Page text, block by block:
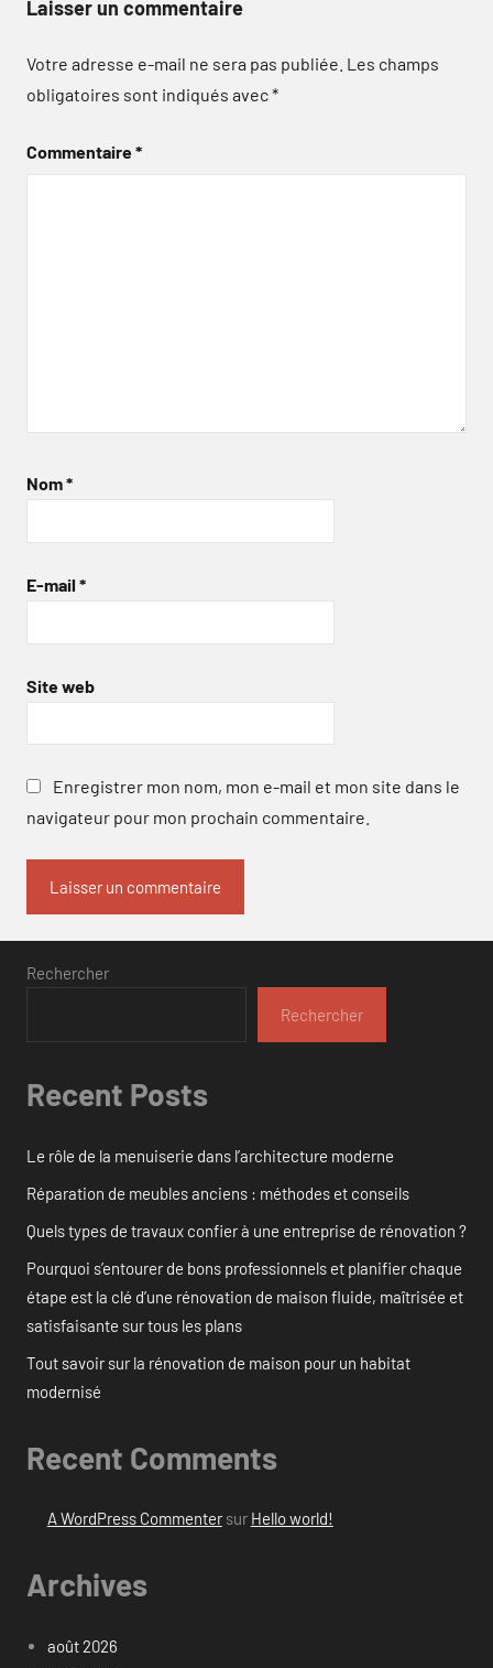
Laisser un commentaire
Votre adresse e-mail ne sera pas publiée. Les champs
obligatoires sont indiqués avec*
Commentaire*
Nom*
E-mail *
Site web
Enregistrer mon nom, mon e-mail et mon site dans le
navigateur pour mon prochain commentaire.
Rechercher
Rechercher
Recent Posts
Le rôle de la menuiserie dans l’architecture moderne
Réparation de meubles anciens : méthodes et conseils
Quels types de travaux confier à une entreprise de rénovation ?
Pourquoi s’entourer de bons professionnels et planifier chaque
étape est la clé d’une rénovation de maison fluide, maîtrisée et
satisfaisante sur tous les plans
Tout savoir sur la rénovation de maison pour un habitat
modernisé
Recent Comments
A WordPress Commentersur Hello world!
Archives
août 2026